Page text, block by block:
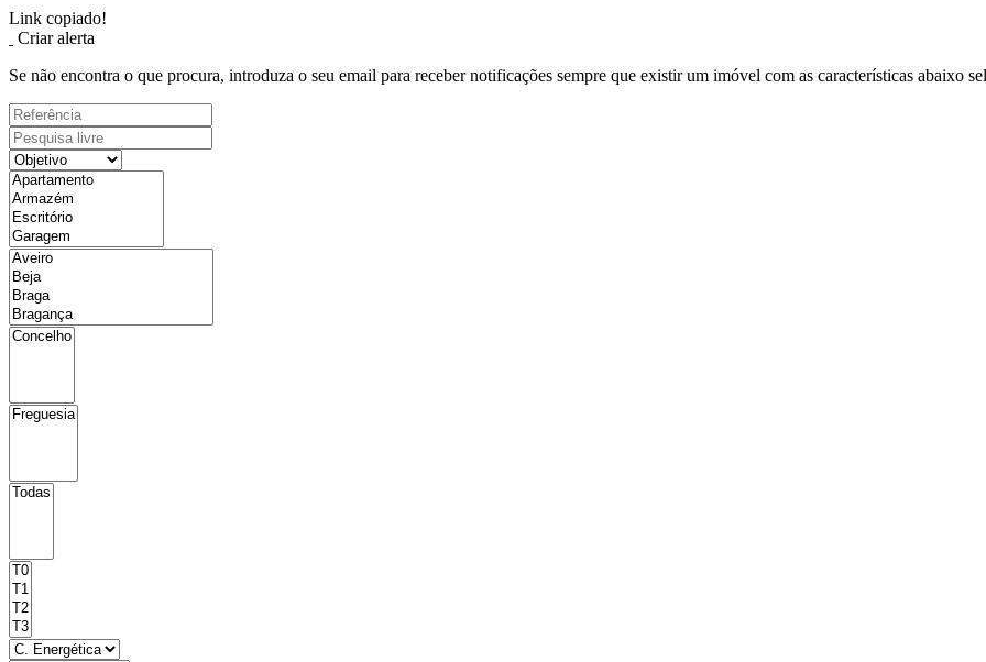
Link copiado!
Criar alerta
Se não encontra o que procura, introduza o seu email para receber notificações sempre que existir um imóvel com as características abaixo